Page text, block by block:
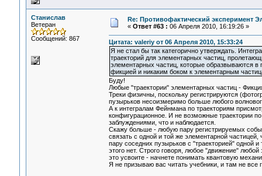
Станислав
Ветеран
Сообщений: 867
Re: Противофактический эксперимент
« Ответ #63 : 06 Апреля 2010, 16:19:26 »
Цитата: valeriy от 06 Апреля 2010, 15:33:24
Я не стал бы так категорично утверждать.
траекторий для элементарных частиц,
элементарных частиц, которые образвываются
фикцией и никаким боком к элементарным
Буду!
Любые "траектории" элементарных частиц -
Треки физичны, поскольку регистрируются
пузырьков несоизмеримо больше любого
А к интегралам Фейнмана по траекториям
конфигурационное. И не возможные траектории
заблуждениями, что и наблюдается.
Скажу больше - любую пару регистрируемых
связать с одной и той же элементарной
пару соседних пузырьков с "траекторией" одной
этого нет. Строго говоря, любое "движение"
это усвоите - начнете понимать квантовую
Я не призываю вас читать учебники, и там не